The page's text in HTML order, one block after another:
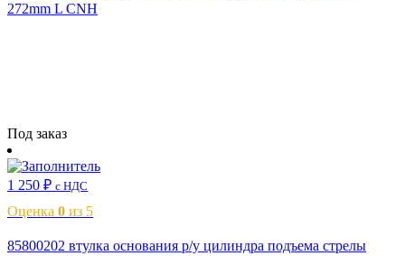
272mm L CNH
Под заказ
1 250 ₽ с НДС
Оценка 0 из 5
85800202 втулка основания р/у цилиндра подъема стрелы